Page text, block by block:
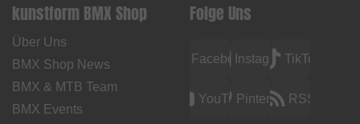
kunstform BMX Shop
Über Uns
BMX Shop News
BMX & MTB Team
BMX Events
Folge Uns
FacebookInstagramTikTok
YouTubePinterest RSS